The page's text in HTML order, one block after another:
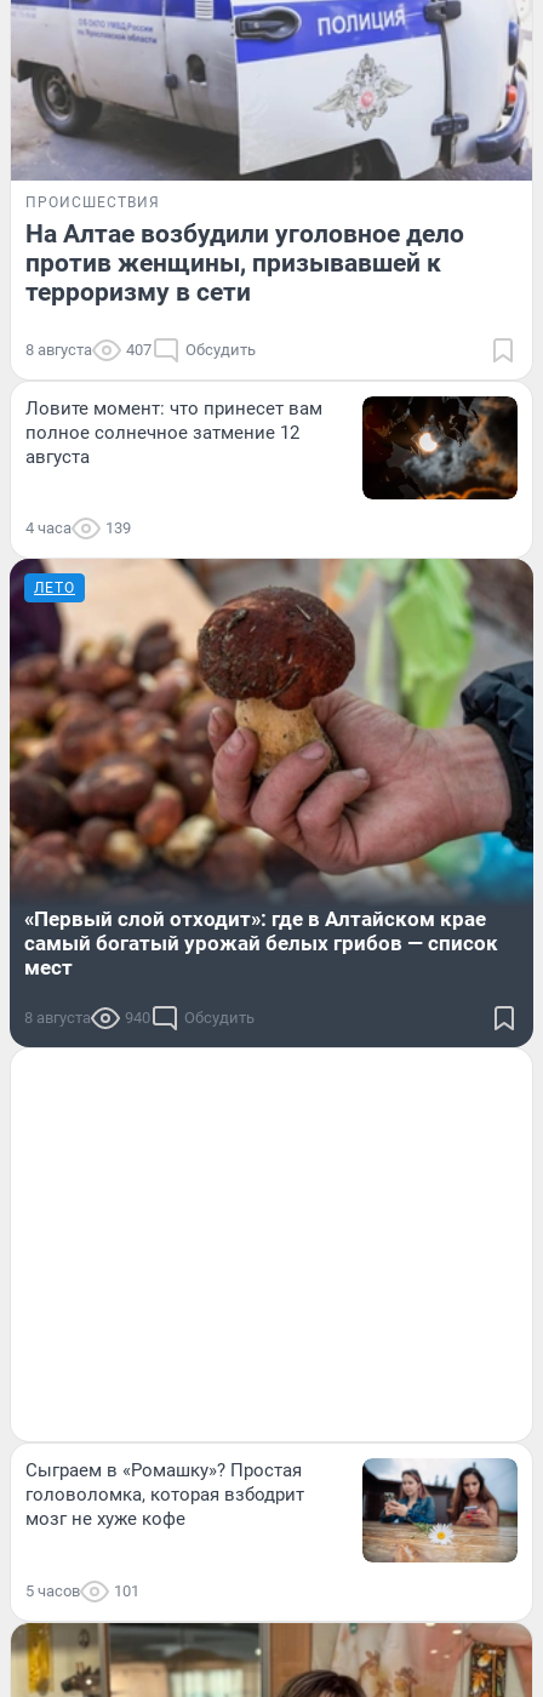
ПРОИСШЕСТВИЯ
На Алтае возбудили уголовное дело
против женщины, призывавшей к
терроризму в сети
8 августа 407 Обсудить
Ловите момент: что принесет вам
полное солнечное затмение 12
августа
4 часа 139
ЛЕТО
«Первый слой отходит»: где в Алтайском крае
самый богатый урожай белых грибов — список
мест
8 августа 940 Обсудить
Сыграем в «Ромашку»? Простая
головоломка, которая взбодрит
мозг не хуже кофе
5 часов 101